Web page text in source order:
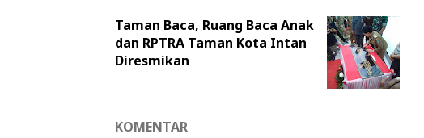
Taman Baca, Ruang Baca Anak
dan RPTRA Taman Kota Intan
Diresmikan
KOMENTAR